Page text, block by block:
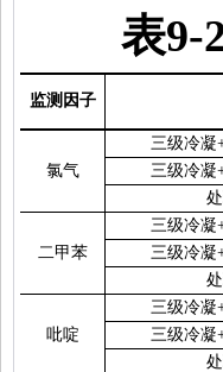
表9-
监测因子
氯气
三级冷凝
三级冷凝
二甲苯
三级冷凝
三级冷凝
吡啶
三级冷凝
三级冷凝